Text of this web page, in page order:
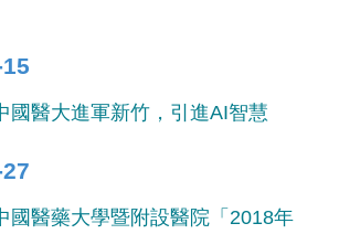
國醫大進軍新竹，引進AI智慧
國醫藥大學暨附設醫院「2018年